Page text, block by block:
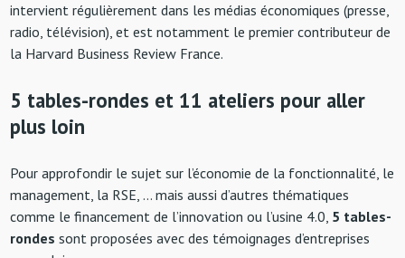
intervient régulièrement dans les médias économiques (presse,
radio, télévision), et est notamment le premier contributeur de
la Harvard Business Review France.
5 tables-rondes et 11 ateliers pour aller
plus loin
Pour approfondir le sujet sur l’économie de la fonctionnalité, le
management, la RSE, … mais aussi d’autres thématiques
comme le financement de l’innovation ou l’usine 4.0, 5 tables-
rondes sont proposées avec des témoignages d’entreprises